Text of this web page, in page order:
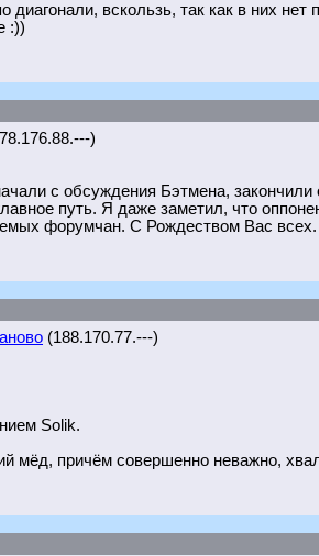
диагонали, вскользь, так как в них
:))
)
с обсуждения Бэтмена,
путь. Я даже заметил, что
форумчан. С Рождеством Вас всех.
(188.170.77.---)
Solik.
мёд, причём совершенно неважно,